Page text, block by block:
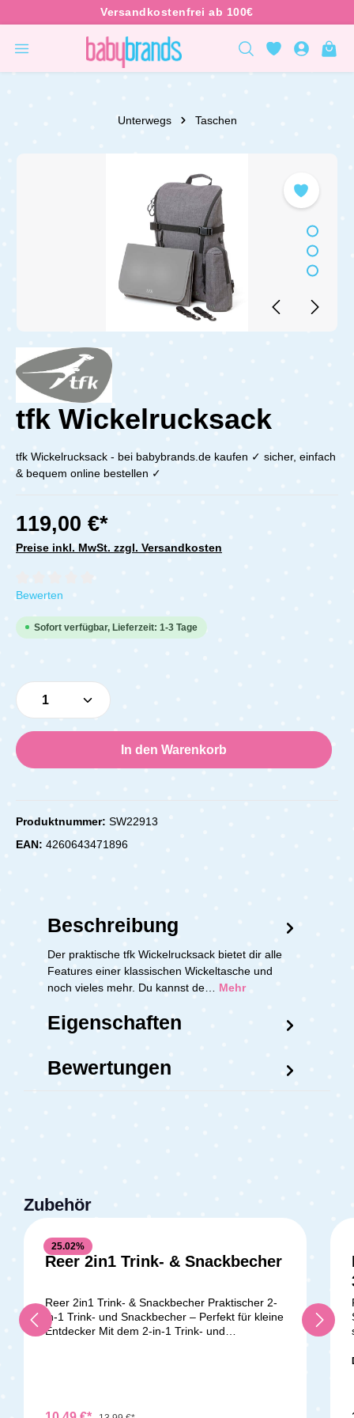
Unterwegs Taschen
tfk Wickelrucksack
tfk Wickelrucksack - bei babybrands.de kaufen ✓ sicher, einfach
& bequem online bestellen ✓
119,00 €*
Preise inkl. MwSt. zzgl. Versandkosten
Durchschnittliche Bewertung von 0 von 5 Sternen
Bewerten
Sofort verfügbar, Lieferzeit: 1-3 Tage
Produkt Anzahl: Gib den gewünschten
In den Warenkorb
Produktnummer: SW22913
EAN: 4260643471896
Beschreibung
Der praktische tfk Wickelrucksack bietet dir alle
Features einer klassischen Wickeltasche und
noch vieles mehr. Du kannst de… Mehr
Eigenschaften
Bewertungen
Zubehör
25.02%
Reer 2in1 Trink- & Snackbecher
Reer 2in1 Trink- & Snackbecher Praktischer 2-
in-1 Trink- und Snackbecher – Perfekt für kleine
Entdecker Mit dem 2-in-1 Trink- und